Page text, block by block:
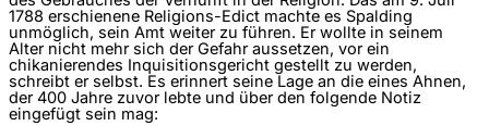
1788 erschienene Religions-Edict machte es Spalding
unmöglich, sein Amt weiter zu führen. Er wollte in seinem
Alter nicht mehr sich der Gefahr aussetzen, vor ein
chikanierendes Inquisitionsgericht gestellt zu werden,
schreibt er selbst. Es erinnert seine Lage an die eines Ahnen,
der 400 Jahre zuvor lebte und über den folgende Notiz
eingefügt sein mag: